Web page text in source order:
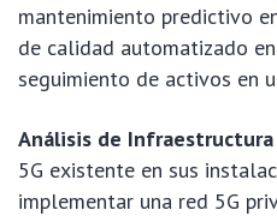
mantenimiento predictivo
de calidad automatizado
seguimiento de activos en
Análisis de Infraestructura
5G existente en sus
implementar una red 5G